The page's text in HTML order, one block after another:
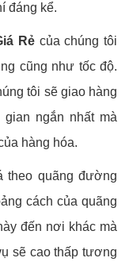
đáng kể.
Rẻ của chúng tôi
cũng như tốc độ.
tôi sẽ giao hàng
ngắn nhất mà
hàng hóa.
theo quãng đường
cách của quãng
đến nơi khác mà
sẽ cao thấp tương